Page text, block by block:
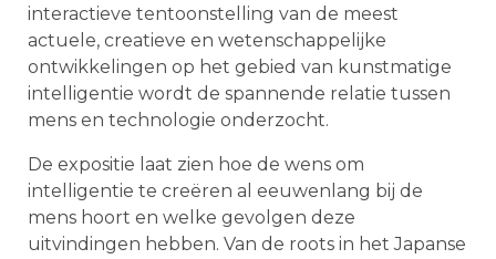
interactieve tentoonstelling van de meest
actuele, creatieve en wetenschappelijke
ontwikkelingen op het gebied van kunstmatige
intelligentie wordt de spannende relatie tussen
mens en technologie onderzocht.
De expositie laat zien hoe de wens om
intelligentie te creëren al eeuwenlang bij de
mens hoort en welke gevolgen deze
uitvindingen hebben. Van de roots in het Japanse